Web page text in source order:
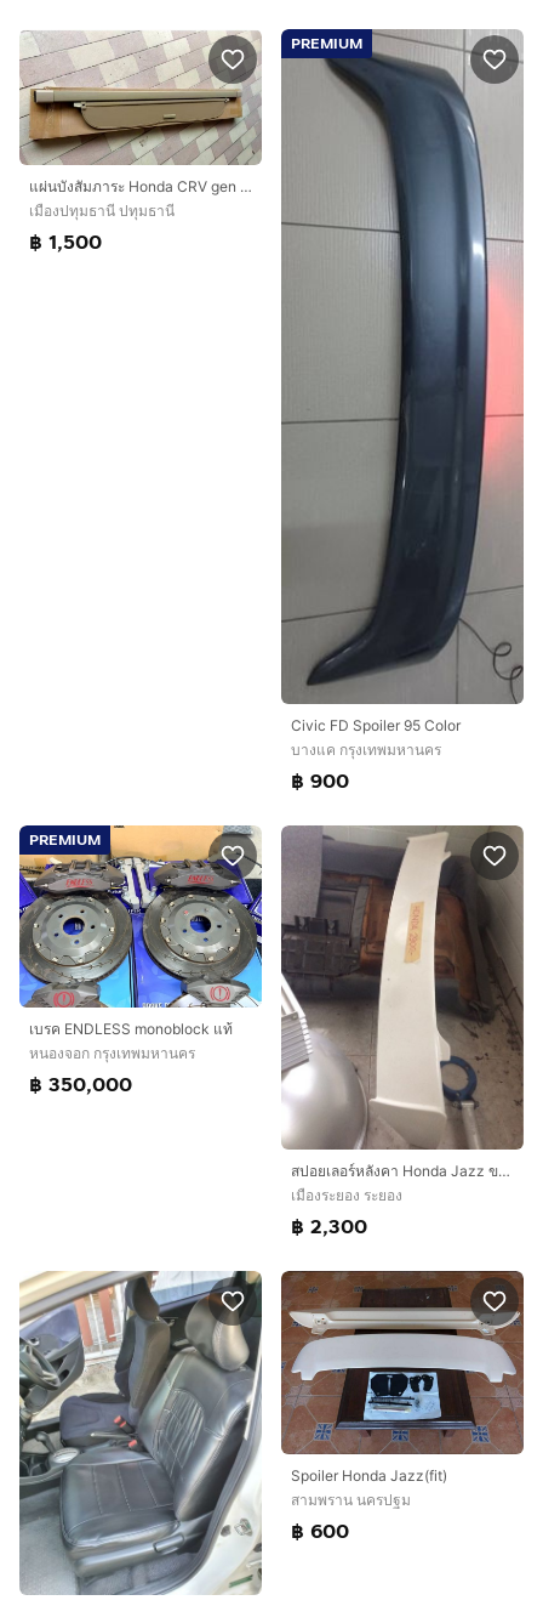
แผ่นบังสัมภาระ Honda CRV gen 4 สภาพเหมือนใหม่ ซื้อมาแทบไม่ได้ใช้งาน
เมืองปทุมธานี ปทุมธานี
฿ 1,500
PREMIUM
Civic FD Spoiler 95 Color
บางแค กรุงเทพมหานคร
฿ 900
PREMIUM
เบรค ENDLESS monoblock แท้
หนองจอก กรุงเทพมหานคร
฿ 350,000
สปอยเลอร์หลังคา Honda Jazz ขาว
เมืองระยอง ระยอง
฿ 2,300
Spoiler Honda Jazz(fit)
สามพราน นครปฐม
฿ 600